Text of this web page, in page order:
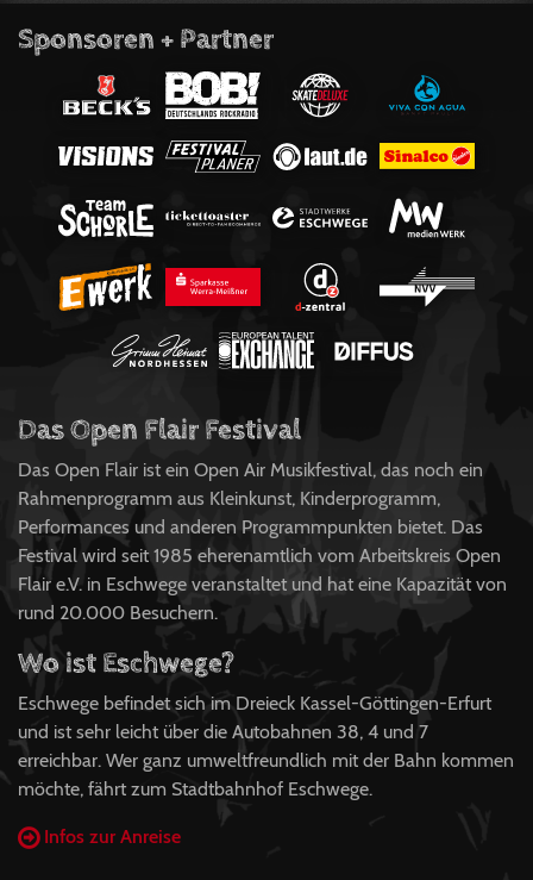
Sponsoren + Partner
Das Open Flair Festival
Das Open Flair ist ein Open Air Musikfestival, das noch ein
Rahmenprogramm aus Kleinkunst, Kinderprogramm,
Performances und anderen Programmpunkten bietet. Das
Festival wird seit 1985 eherenamtlich vom Arbeitskreis Open
Flair e.V. in Eschwege veranstaltet und hat eine Kapazität von
rund 20.000 Besuchern.
Wo ist Eschwege?
Eschwege befindet sich im Dreieck Kassel-Göttingen-Erfurt
und ist sehr leicht über die Autobahnen 38, 4 und 7
erreichbar. Wer ganz umweltfreundlich mit der Bahn kommen
möchte, fährt zum Stadtbahnhof Eschwege.
Infos zur Anreise